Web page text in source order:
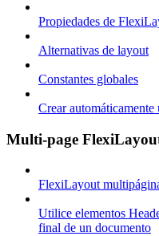
Propiedades de
Alternativas de layout
Constantes globales
Crear
Multi-page
FlexiLayout
Utilice elementos
final de un documento